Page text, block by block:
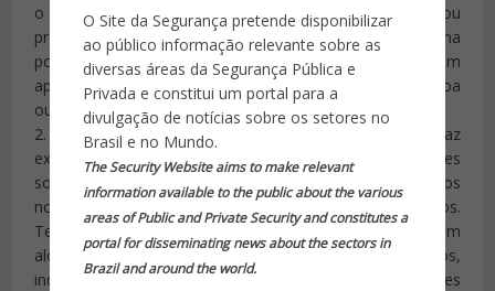
O Site da Segurança pretende disponibilizar
ao público informação relevante sobre as
diversas áreas da Segurança Pública e
Privada e constitui um portal para a
divulgação de notícias sobre os setores no
Brasil e no Mundo.
The Security Website aims to make relevant
information available to the public about the various
areas of Public and Private Security and constitutes a
portal for disseminating news about the sectors in
Brazil and around the world.
o uso ilegal da força ou violência contra pessoas ou
propriedades para intimidar ou coagir um governo, uma
população civil ou um segmento dessa população, em
apoio a objetivos políticos, sociais ou religiosos da pessoa
ou do grupo que dele lança mão.
2. Como identificar um terrorista? A história nos traz
exemplos dos e terroristas das mais diversas classes
sociais, grupos étnicos, culturas e religiões e não devemos
nos deixar levar por estereótipos ou preconceitos.
Terroristas são pessoas para quem os objetivos a serem
alcançados justificam o emprego de quaisquer meios,
independentemente do quão covardes ou violentos eles